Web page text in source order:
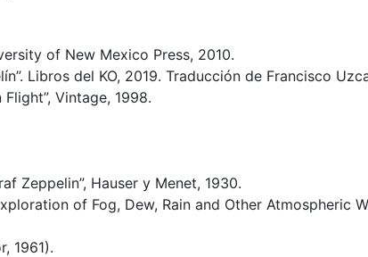
of New Mexico Press, 2010.
Libros del KO, 2019. Traducción de Francisco
Vintage, 1998.
Zeppelin”, Hauser y Menet, 1930.
of Fog, Dew, Rain and Other Atmospheric
1961).